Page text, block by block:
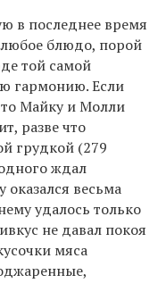
в последнее время
любое блюдо, порой
той самой
гармонию. Если
то Майку и Молли
разве что
грудкой (279
ждал
оказался весьма
удалось только
не давал покоя
мяса